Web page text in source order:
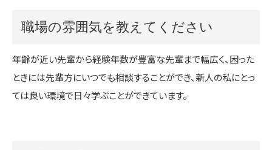
職場の雰囲気を教えてください
年齢が近い先輩から経験年数が豊富な先輩まで幅広く、困った
ときには先輩方にいつでも相談することができ、新人の私にとっ
ては良い環境で日々学ぶことができています。